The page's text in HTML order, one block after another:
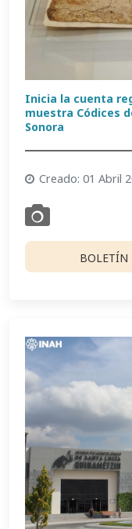
Inicia la cuenta
muestra Códices
Sonora
Creado: 01 Abril
BOLETÍN